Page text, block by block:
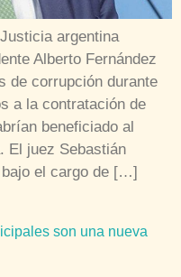
argentina
Alberto Fernández
de corrupción durante
a la contratación de
beneficiado al
El juez Sebastián
bajo el cargo de […]
son una nueva